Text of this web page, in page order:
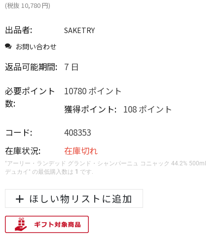
(税抜 10,780円)
出品者:
SAKETRY
お問い合わせ
返品可能期間: 7 日
必要ポイント
数:
10780 ポイント
獲得ポイント: 108 ポイント
コード:
408353
在庫状況:
在庫切れ
"アーリー・ランデッド グランド・シャンパーニュ コニャック 44.2% 500ml
デュカイ" の最低購入数は 1 です.
ほしい物リストに追加